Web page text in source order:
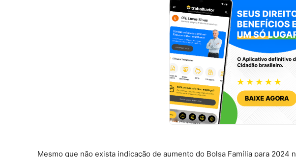
Mesmo que não exista indicação de aumento do Bolsa Família para 2024